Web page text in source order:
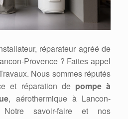
réparateur agréé de
Provence ? Faites appel
Nous sommes réputés
et réparation de pompe à
, aérothermique à Lancon-
Notre savoir-faire et nos